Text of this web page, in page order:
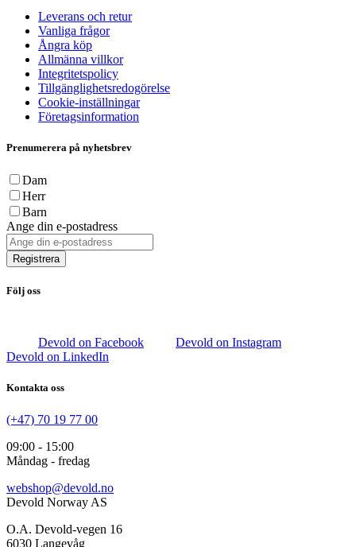
Leverans och retur
Vanliga frågor
Ångra köp
Allmänna villkor
Integritetspolicy
Tillgänglighetsredogörelse
Cookie-inställningar
Företagsinformation
Prenumerera på nyhetsbrev
Dam
Herr
Barn
Ange din e-postadress
Registrera
Följ oss
Devold on Facebook
Devold on Instagram
Devold on LinkedIn
Kontakta oss
(+47) 70 19 77 00
09:00 - 15:00
Måndag - fredag
webshop@devold.no
Devold Norway AS
O.A. Devold-vegen 16
6030 Langevåg